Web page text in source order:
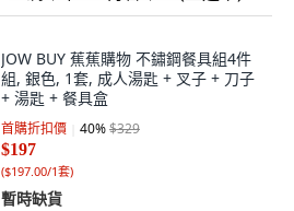
JOW BUY 蕉蕉購物 不鏽鋼餐具組4件
組, 銀色, 1套, 成人湯匙 + 叉子 + 刀子
+ 湯匙 + 餐具盒
首購折扣價 40%$329
$197
($197.00/1套)
暫時缺貨